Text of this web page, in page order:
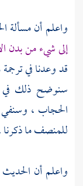
واعلم أن
إلى شيء من بدن
قد وعدنا في
سنوضح ذلك في
الحجاب ، وسنفي
للمنصف ما
واعلم أن